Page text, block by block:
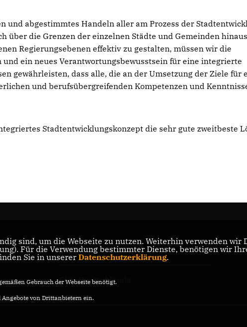
und abgestimmtes Handeln aller am Prozess der
über die Grenzen der einzelnen Städte und Gemeinden
Regierungsebenen effektiv zu gestalten, müssen wir die
ein neues Verantwortungsbewusstsein für eine integrierte
gewährleisten, dass alle, die an der Umsetzung der Ziele für
und berufsübergreifenden Kompetenzen und
Stadtentwicklungskonzept die sehr gute zweitbeste
CDU Nordrhein-Westfalen
CDU Deutschlands
sind, um die Webseite zu nutzen. Weiterhin verwenden
Für die Verwendung bestimmter Dienste, benötigen wir
Sie in unserer Datenschutzerklärung.
Gebrauch der Webseite benötigt.
von Drittanbietern ein.